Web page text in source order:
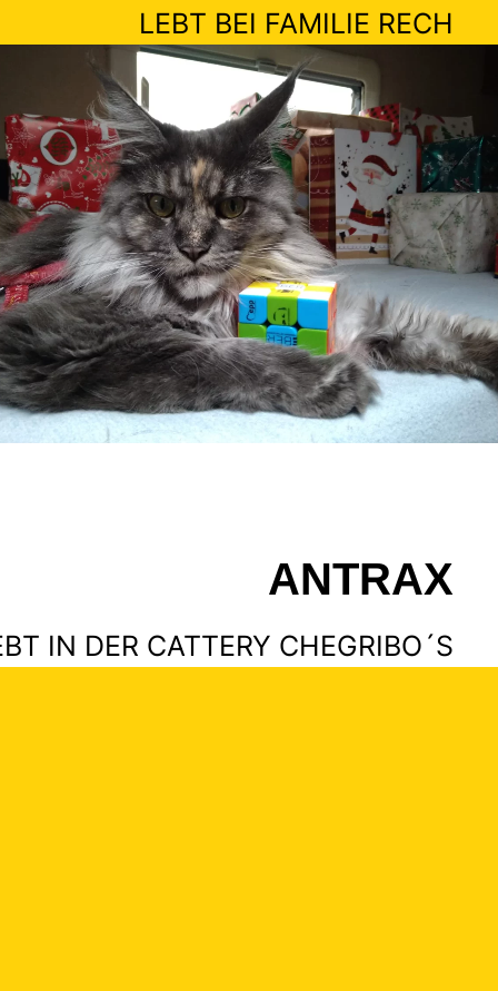
LEBT BEI FAMILIE RECH
ANTRAX
IN DER CATTERY CHEGRIBO´S